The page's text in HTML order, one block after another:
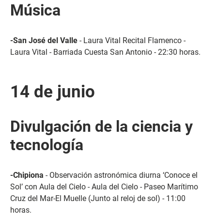
Música
-San José del Valle- Laura Vital Recital Flamenco -
Laura Vital - Barriada Cuesta San Antonio - 22:30 horas.
14 de junio
Divulgación de la ciencia y
tecnología
-Chipiona - Observación astronómica diurna ‘Conoce el
Sol’ con Aula del Cielo - Aula del Cielo - Paseo Marítimo
Cruz del Mar-El Muelle (Junto al reloj de sol) - 11:00
horas.